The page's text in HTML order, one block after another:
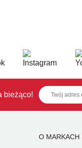
bieżąco!
O MARKACH